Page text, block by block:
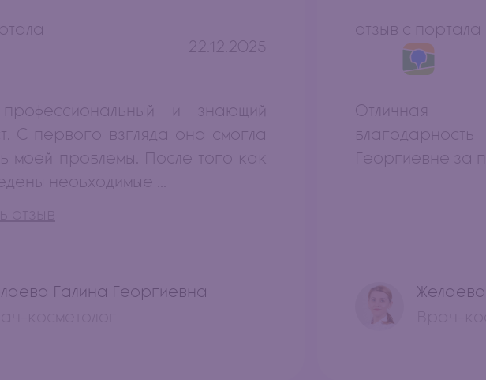
22.12.2025
и знающий
С первого взгляда она смогла
моей проблемы. После того как
необходимые ...
Галина Георгиевна
отзыв с портала
Отличная
Георгиевне за